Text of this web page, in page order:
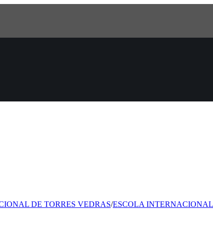
DE TORRES VEDRAS/ESCOLA INTERNACIONAL